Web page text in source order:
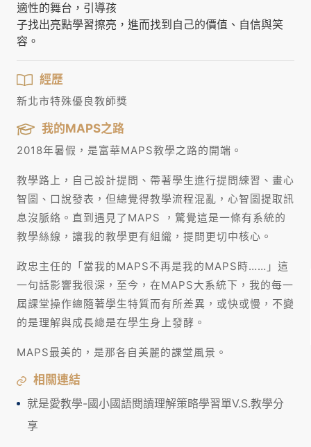
適性的舞台，引導孩
子找出亮點學習擦亮，進而找到自己的價值、自信與笑
容。
經歷
新北市特殊優良教師獎
我的MAPS之路
2018年暑假，是富華MAPS教學之路的開端。
教學路上，自己設計提問、帶著學生進行提問練習、畫心
智圖、口說發表，但總覺得教學流程混亂，心智圖提取訊
息沒脈絡。直到遇見了MAPS ，驚覺這是一條有系統的
教學絲線，讓我的教學更有組織，提問更切中核心。
政忠主任的「當我的MAPS不再是我的MAPS時……」這
一句話影響我很深，至今，在MAPS大系統下，我的每一
屆課堂操作總隨著學生特質而有所差異，或快或慢，不變
的是理解與成長總是在學生身上發酵。
MAPS最美的，是那各自美麗的課堂風景。
相關連結
就是愛教學-國小國語閱讀理解策略學習單V.S.教學分
享